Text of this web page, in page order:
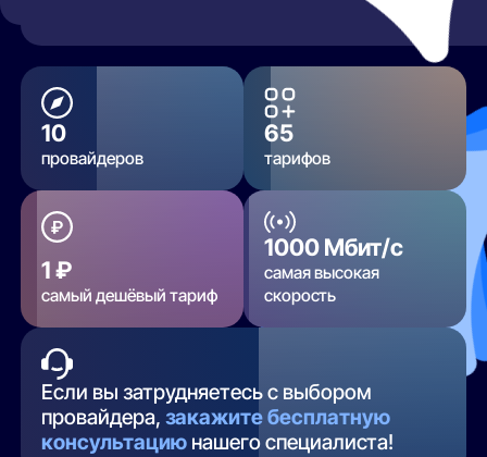
10
провайдеров
65
тарифов
1 ₽
самый дешёвый тариф
1000 Мбит/с
самая высокая
скорость
Если вы затрудняетесь с выбором
провайдера,закажите бесплатную
консультацию нашего специалиста!